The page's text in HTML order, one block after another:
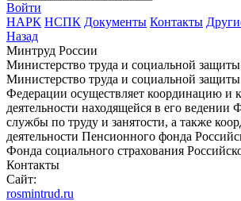
Войти
НАРК НСПК Документы Контакты
Назад
Минтруд России
Министерство труда и социальной
Министерство труда и социальной
Федерации осуществляет координацию и
деятельности находящейся в его ведении
службы по труду и занятости, а также
деятельности Пенсионного фонда
Фонда социального страхования
Контакты
Сайт:
rosmintrud.ru